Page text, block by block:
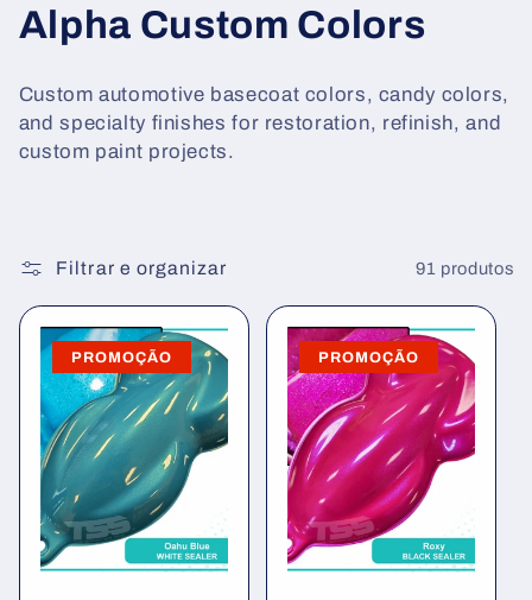
C
l
e
ã
o
Alpha Custom Colors
Custom automotive basecoat colors, candy colors,
and specialty finishes for restoration, refinish, and
custom paint projects.
Filtrar e organizar 91 produtos
PROMOÇÃO PROMOÇÃO